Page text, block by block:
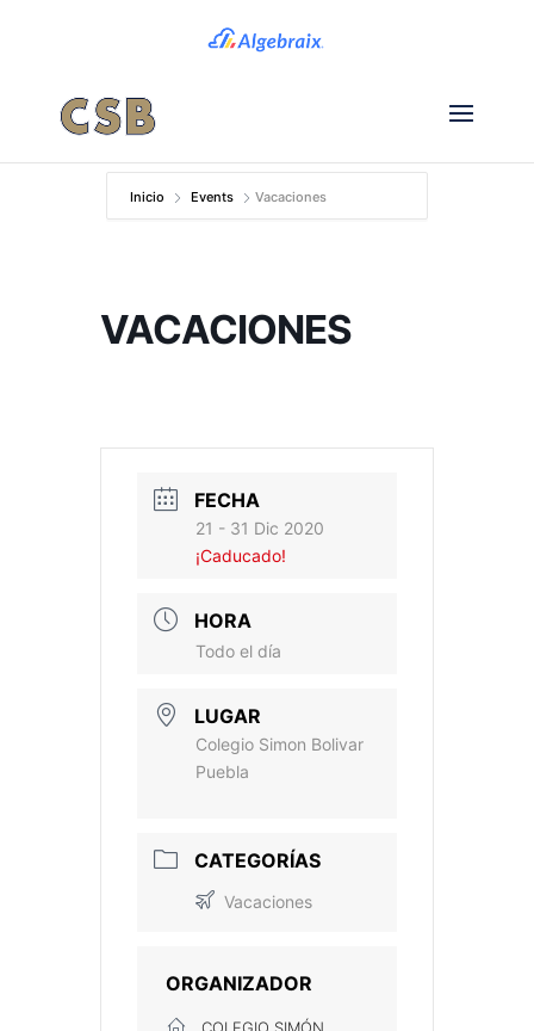
Inicio Events Vacaciones
VACACIONES
FECHA
21 - 31 Dic 2020
¡Caducado!
HORA
Todo el día
LUGAR
Colegio Simon Bolivar
Puebla
CATEGORÍAS
Vacaciones
ORGANIZADOR